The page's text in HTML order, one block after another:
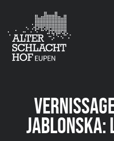
JABLONSKA: